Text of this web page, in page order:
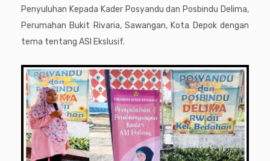
Penyuluhan Kepada Kader Posyandu dan Posbindu Delima,
Perumahan Bukit Rivaria, Sawangan, Kota Depok dengan
tema tentang ASI Ekslusif.